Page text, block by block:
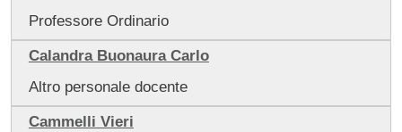
Professore Ordinario
Calandra Buonaura Carlo
Altro personale docente
Cammelli Vieri